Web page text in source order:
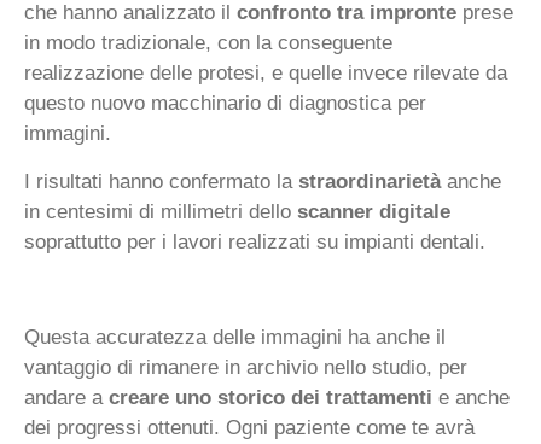
che hanno analizzato il confronto tra impronte prese
in modo tradizionale, con la conseguente
realizzazione delle protesi, e quelle invece rilevate da
questo nuovo macchinario di diagnostica per
immagini.
I risultati hanno confermato la straordinarietàanche
in centesimi di millimetri dello scanner digitale
soprattutto per i lavori realizzati su impianti dentali.
Questa accuratezza delle immagini ha anche il
vantaggio di rimanere in archivio nello studio, per
andare a creare uno storico dei trattamenti e anche
dei progressi ottenuti. Ogni paziente come te avrà